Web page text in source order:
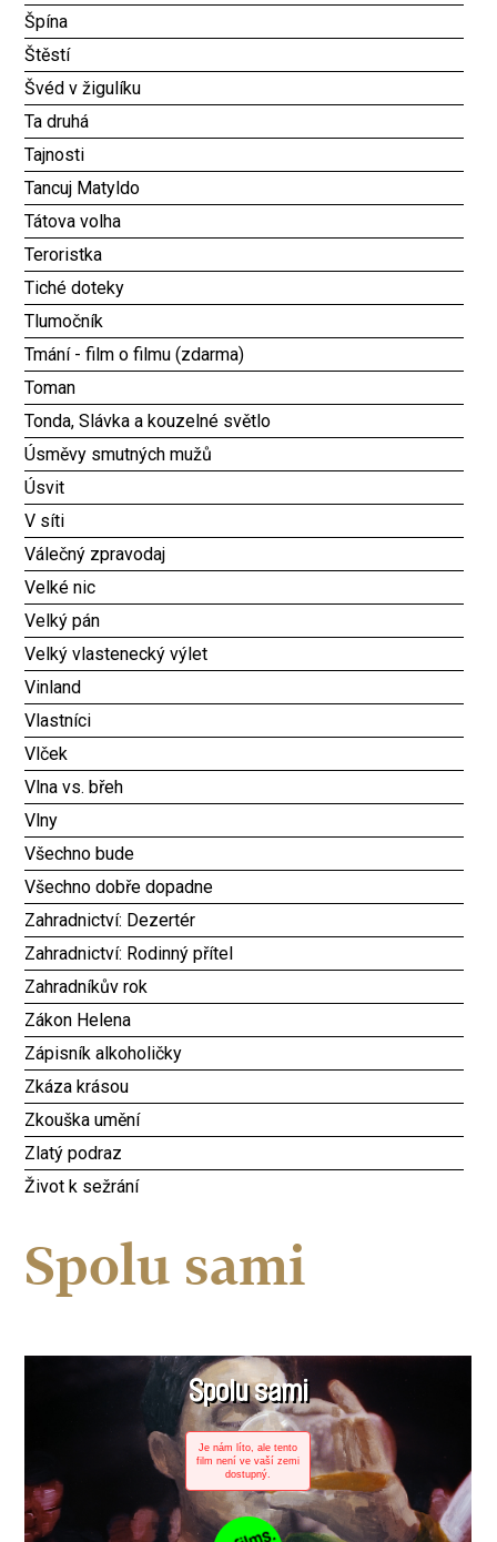
Špína
Štěstí
Švéd v žigulíku
Ta druhá
Tajnosti
Tancuj Matyldo
Tátova volha
Teroristka
Tiché doteky
Tlumočník
Tmání - film o filmu (zdarma)
Toman
Tonda, Slávka a kouzelné světlo
Úsměvy smutných mužů
Úsvit
V síti
Válečný zpravodaj
Velké nic
Velký pán
Velký vlastenecký výlet
Vinland
Vlastníci
Vlček
Vlna vs. břeh
Vlny
Všechno bude
Všechno dobře dopadne
Zahradnictví: Dezertér
Zahradnictví: Rodinný přítel
Zahradníkův rok
Zákon Helena
Zápisník alkoholičky
Zkáza krásou
Zkouška umění
Zlatý podraz
Život k sežrání
Spolu sami